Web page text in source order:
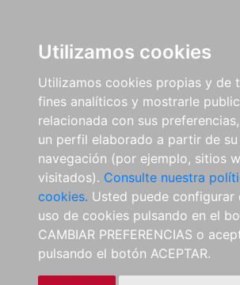
Utilizamos cookies
Utilizamos cookies propias y de
fines analíticos y mostrarle
relacionada con sus
un perfil elaborado a partir de
navegación (por ejemplo, sitios
visitados). Consulte nuestra
cookies. Usted puede configurar
uso de cookies pulsando en el
CAMBIAR PREFERENCIAS o
pulsando el botón ACEPTAR.